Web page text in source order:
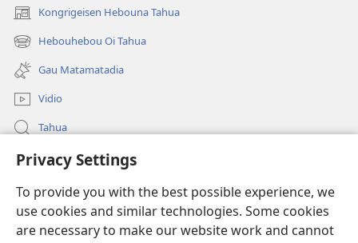
Privacy Settings
To provide you with the best possible experience, we
use cookies and similar technologies. Some cookies
are necessary to make our website work and cannot
Kongrigeisen Hebouna Tahua
(uindo
matamata
do
ia
kehoa)
Hebouhebou Oi Tahua
(uindo
matamata
do
ia
kehoa)
Gau Matamatadia
Vidio
Tahua
Heduru
Doneisen
(uindo
matamata
do